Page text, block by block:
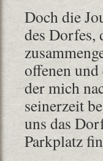
Doch die
des Dorfes,
offenen und
der mich
seinerzeit
uns das
Parkplatz